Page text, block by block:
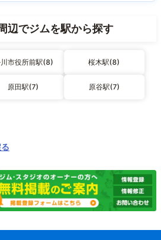
辺でジムを駅から探す
市役所前駅(8) 桜木駅(8)
原田駅(7) 原谷駅(7)